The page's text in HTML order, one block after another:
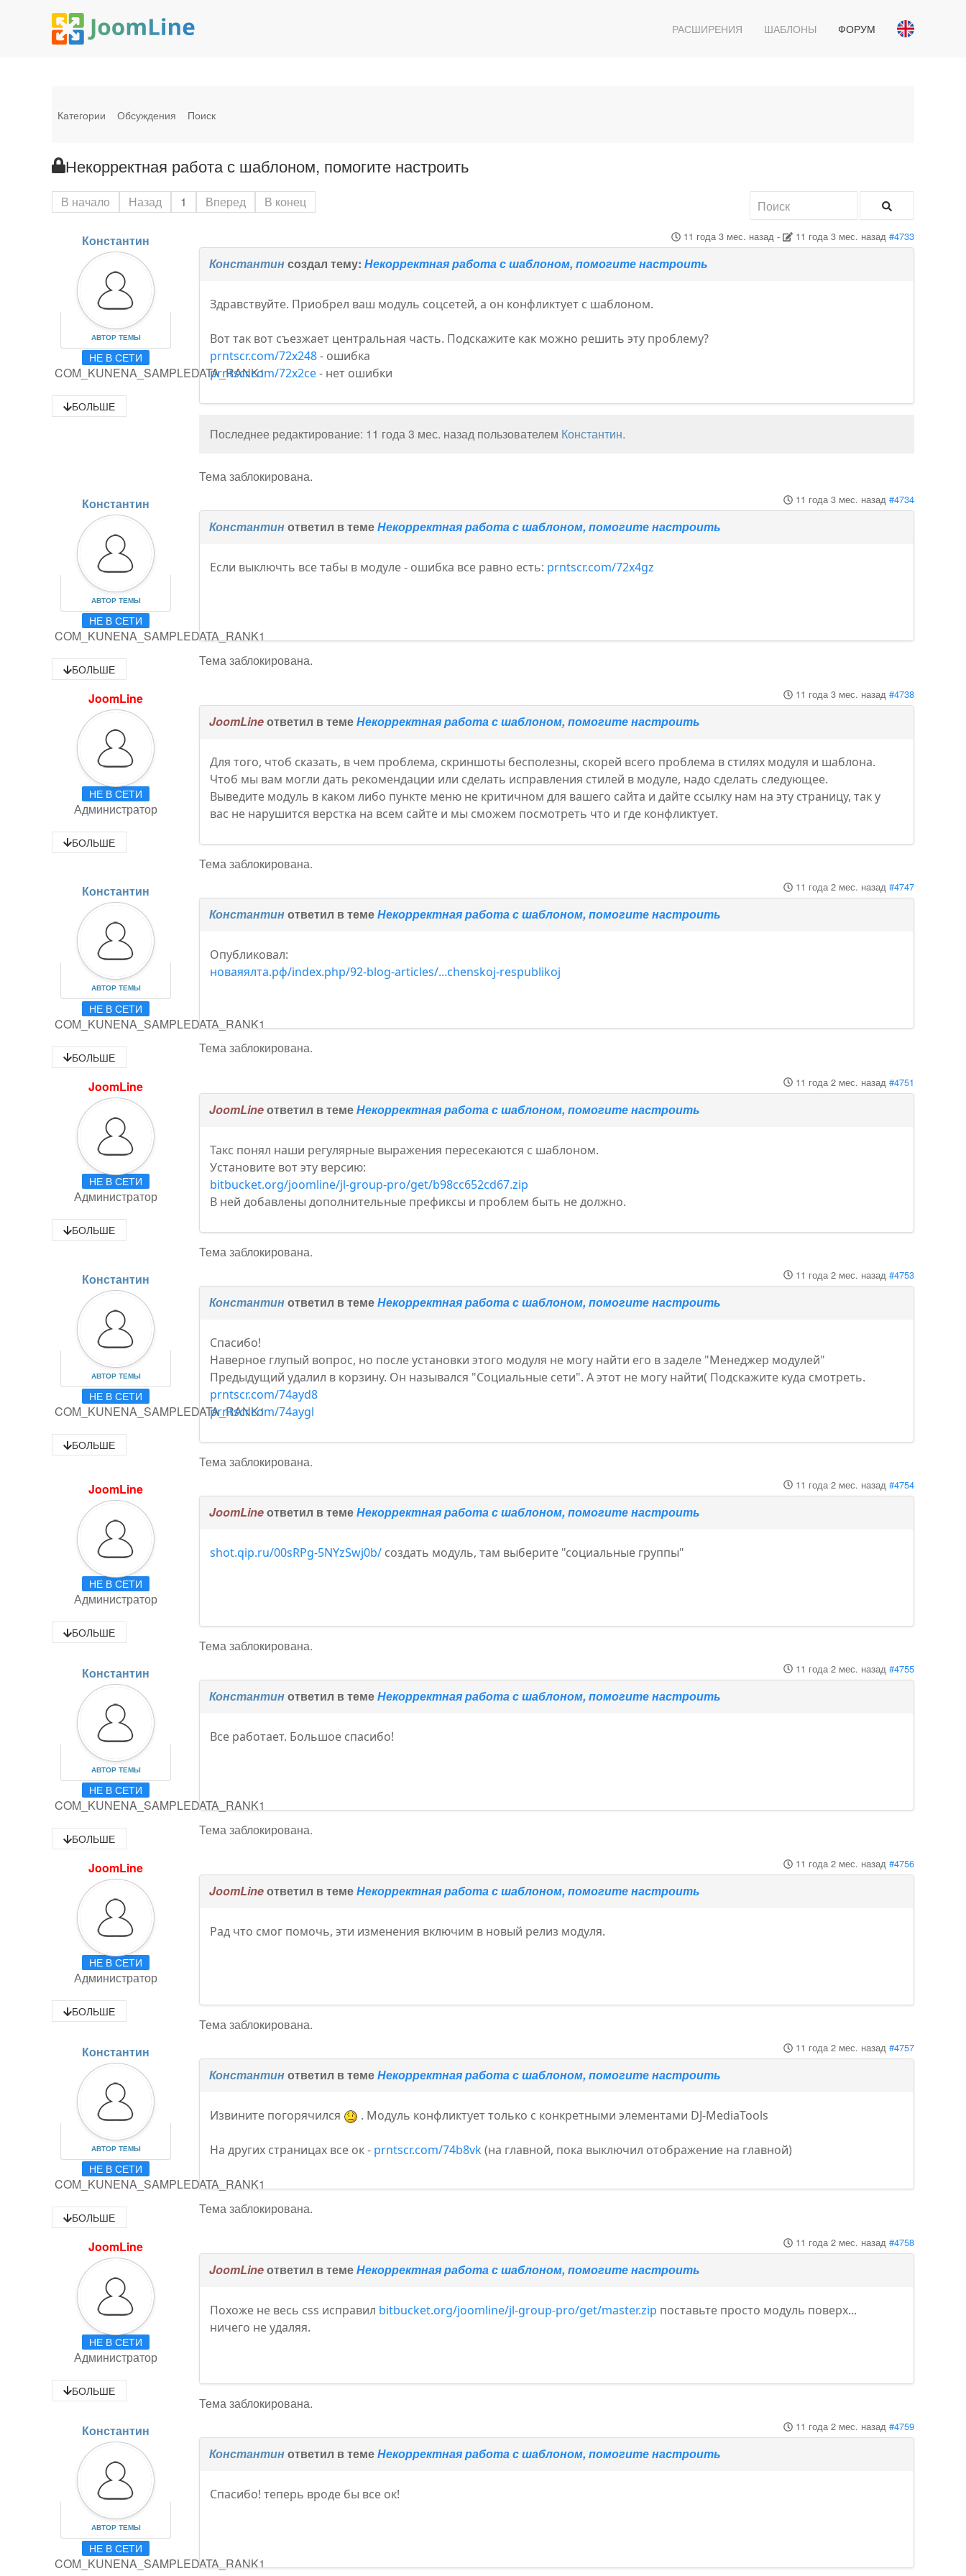
РАСШИРЕНИЯ ШАБЛОНЫ ФОРУМ
Категории Обсуждения Поиск
Некорректная работа с шаблоном, помогите настроить
В начало Назад 1 Вперед В конец
Константин
АВТОР ТЕМЫ
НЕ В СЕТИ
COM_KUNENA_SAMPLEDATA_RANK1
БОЛЬШЕ
11 года 3 мес. назад- 11 года 3 мес. назад #4733
Константинсоздал тему:Некорректная работа с шаблоном, помогите настроить
Здравствуйте. Приобрел ваш модуль соцсетей, а он конфликтует с шаблоном.
Вот так вот съезжает центральная часть. Подскажите как можно решить эту проблему?
prntscr.com/72x248- ошибка
prntscr.com/72x2ce- нет ошибки
Последнее редактирование: 11 года 3 мес. назад пользователем Константин.
Тема заблокирована.
Константин
АВТОР ТЕМЫ
НЕ В СЕТИ
COM_KUNENA_SAMPLEDATA_RANK1
БОЛЬШЕ
11 года 3 мес. назад #4734
Константинответил в темеНекорректная работа с шаблоном, помогите настроить
Если выключть все табы в модуле - ошибка все равно есть: prntscr.com/72x4gz
Тема заблокирована.
JoomLine
НЕ В СЕТИ
Администратор
БОЛЬШЕ
11 года 3 мес. назад #4738
JoomLineответил в темеНекорректная работа с шаблоном, помогите настроить
Для того, чтоб сказать, в чем проблема, скриншоты бесполезны, скорей всего проблема в стилях модуля и шаблона.
Чтоб мы вам могли дать рекомендации или сделать исправления стилей в модуле, надо сделать следующее.
Выведите модуль в каком либо пункте меню не критичном для вашего сайта и дайте ссылку нам на эту страницу, так у
вас не нарушится верстка на всем сайте и мы сможем посмотреть что и где конфликтует.
Тема заблокирована.
Константин
АВТОР ТЕМЫ
НЕ В СЕТИ
COM_KUNENA_SAMPLEDATA_RANK1
БОЛЬШЕ
11 года 2 мес. назад #4747
Константинответил в темеНекорректная работа с шаблоном, помогите настроить
Опубликовал:
новаяялта.рф/index.php/92-blog-articles/...chenskoj-respublikoj
Тема заблокирована.
JoomLine
НЕ В СЕТИ
Администратор
БОЛЬШЕ
11 года 2 мес. назад #4751
JoomLineответил в темеНекорректная работа с шаблоном, помогите настроить
Такс понял наши регулярные выражения пересекаются с шаблоном.
Установите вот эту версию:
bitbucket.org/joomline/jl-group-pro/get/b98cc652cd67.zip
В ней добавлены дополнительные префиксы и проблем быть не должно.
Тема заблокирована.
Константин
АВТОР ТЕМЫ
НЕ В СЕТИ
COM_KUNENA_SAMPLEDATA_RANK1
БОЛЬШЕ
11 года 2 мес. назад #4753
Константинответил в темеНекорректная работа с шаблоном, помогите настроить
Спасибо!
Наверное глупый вопрос, но после установки этого модуля не могу найти его в заделе "Менеджер модулей"
Предыдущий удалил в корзину. Он назывался "Социальные сети". А этот не могу найти( Подскажите куда смотреть.
prntscr.com/74ayd8
prntscr.com/74aygl
Тема заблокирована.
JoomLine
НЕ В СЕТИ
Администратор
БОЛЬШЕ
11 года 2 мес. назад #4754
JoomLineответил в темеНекорректная работа с шаблоном, помогите настроить
shot.qip.ru/00sRPg-5NYzSwj0b/ создать модуль, там выберите "социальные группы"
Тема заблокирована.
Константин
АВТОР ТЕМЫ
НЕ В СЕТИ
COM_KUNENA_SAMPLEDATA_RANK1
БОЛЬШЕ
11 года 2 мес. назад #4755
Константинответил в темеНекорректная работа с шаблоном, помогите настроить
Все работает. Большое спасибо!
Тема заблокирована.
JoomLine
НЕ В СЕТИ
Администратор
БОЛЬШЕ
11 года 2 мес. назад #4756
JoomLineответил в темеНекорректная работа с шаблоном, помогите настроить
Рад что смог помочь, эти изменения включим в новый релиз модуля.
Тема заблокирована.
Константин
АВТОР ТЕМЫ
НЕ В СЕТИ
COM_KUNENA_SAMPLEDATA_RANK1
БОЛЬШЕ
11 года 2 мес. назад #4757
Константинответил в темеНекорректная работа с шаблоном, помогите настроить
Извините погорячился . Модуль конфликтует только с конкретными элементами DJ-MediaTools
На других страницах все ок - prntscr.com/74b8vk(на главной, пока выключил отображение на главной)
Тема заблокирована.
JoomLine
НЕ В СЕТИ
Администратор
БОЛЬШЕ
11 года 2 мес. назад #4758
JoomLineответил в темеНекорректная работа с шаблоном, помогите настроить
Похоже не весь css исправил bitbucket.org/joomline/jl-group-pro/get/master.zip поставьте просто модуль поверх...
ничего не удаляя.
Тема заблокирована.
Константин
АВТОР ТЕМЫ
НЕ В СЕТИ
COM_KUNENA_SAMPLEDATA_RANK1
11 года 2 мес. назад #4759
Константинответил в темеНекорректная работа с шаблоном, помогите настроить
Спасибо! теперь вроде бы все ок!